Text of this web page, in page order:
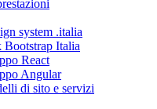
system .italia
Italia
React
Angular
di sito e servizi